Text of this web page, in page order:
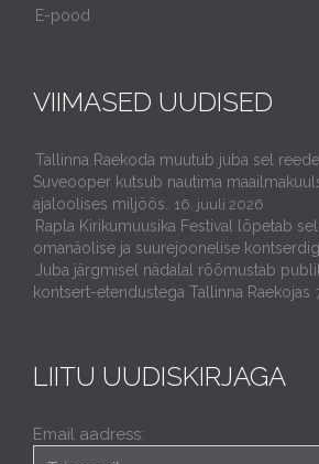
E-pood
VIIMASED UUDISED
Tallinna Raekoda muutub juba sel
Suveooper kutsub nautima
ajaloolises miljöös. 16. juuli 2026
Rapla Kirikumuusika Festival lõpetab
omanäolise ja suurejoonelise
Juba järgmisel nädalal rõõmustab
kontsert-etendustega Tallinna Raekojas
LIITU UUDISKIRJAGA
Email aadress: